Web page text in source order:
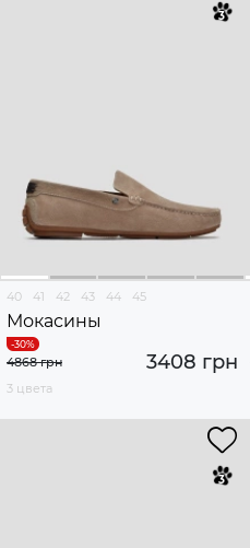
40 41 42 43 44 45
Мокасины
3408 грн
4868 грн
3 цвета